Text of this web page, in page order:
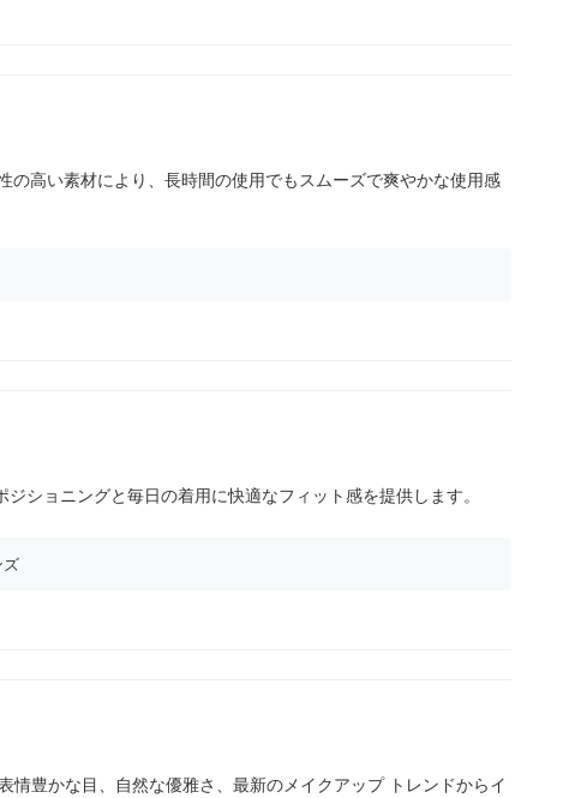
高い素材により、長時間の使用でもスムーズで爽やかな使用感
ジショニングと毎日の着用に快適なフィット感を提供します。
ズ
豊かな目、自然な優雅さ、最新のメイクアップ トレンドからイ